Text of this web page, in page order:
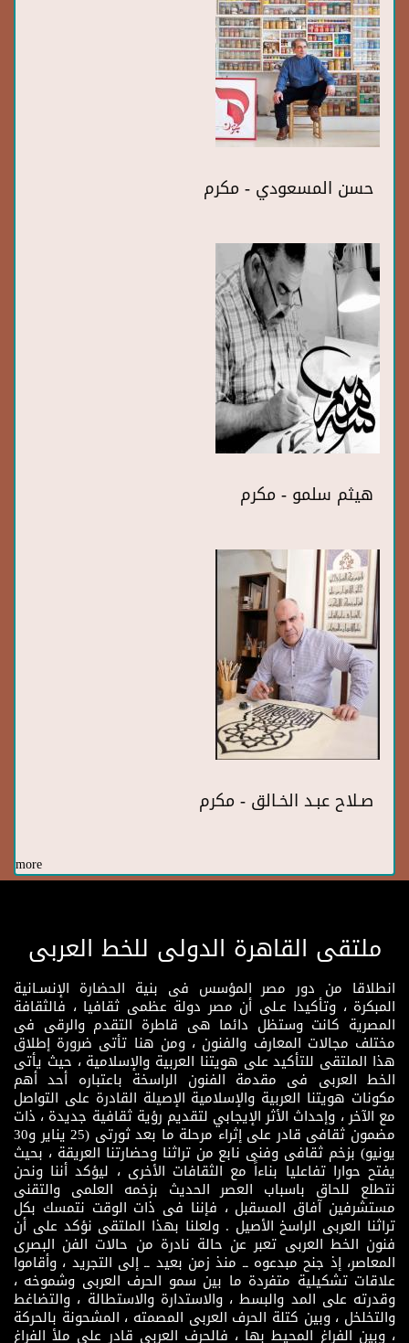
حسن المسعودي - مكرم
هيثم سلمو - مكرم
صـلاح عبـد الخـالق - مكرم
more
ملتقى القاهرة الدولى للخط العربى
انطلاقا من دور مصر المؤسس فى بنية الحضارة الإنسـانية
المبكرة ، وتأكيدا عـلى أن مصر دولة عظمى ثقافيا ، فالثقافة
المصرية كانت وستظل دائما هى قاطرة التقدم والرقى فى
مختلف مجالات المعارف والفنون ، ومن هنا تأتى ضرورة إطلاق
هذا الملتقى للتأكيد على هويتنا العربية والإسلامية ، حيث يأتى
الخط العربى فى مقدمة الفنون الراسخة باعتباره أحد أهم
مكونات هويتنا العربية والإسلامية الإصيلة القادرة على التواصل
مع الآخر ، وإحداث الأثر الإيجابي لتقديم رؤية ثقافية جديدة ، ذات
مضمون ثقافى قادر على إثراء مرحلة ما بعد ثورتى (25 يناير و30
يونيو) بزخم ثقافى وفنى نابع من تراثنا وحضارتنا العريقة ، بحيث
يفتح حوارا تفاعليا بناءاً مع الثقافات الأخرى ، ليؤكد أننا ونحن
نتطلع للحاق باسباب العصر الحديث بزخمه العلمى والتقنى
مستشرفين آفاق المسقبل ، فإننا فى ذات الوقت نتمسك بكل
تراثنا العربى الراسخ الأصيل . ولعلنا بهذا الملتقى نؤكد على أن
فنون الخط العربى تعبر عن حالة نادرة من حالات الفن البصرى
المعاصر، إذ جنح مبدعوه ــ منذ زمن بعيد ــ إلى التجريد ، وأقاموا
علاقات تشكيلية متفردة ما بين سمو الحرف العربى وشموخه ،
وقدرته على المد والبسط ، والاستدارة والاستطالة ، والتضاغط
والتخلخل ، وبين كتلة الحرف العربى المصمته ، المشحونة بالحركة
، وبين الفراغ المحيط بها ، فالحرف العربى قادر على ملأ الفراغ